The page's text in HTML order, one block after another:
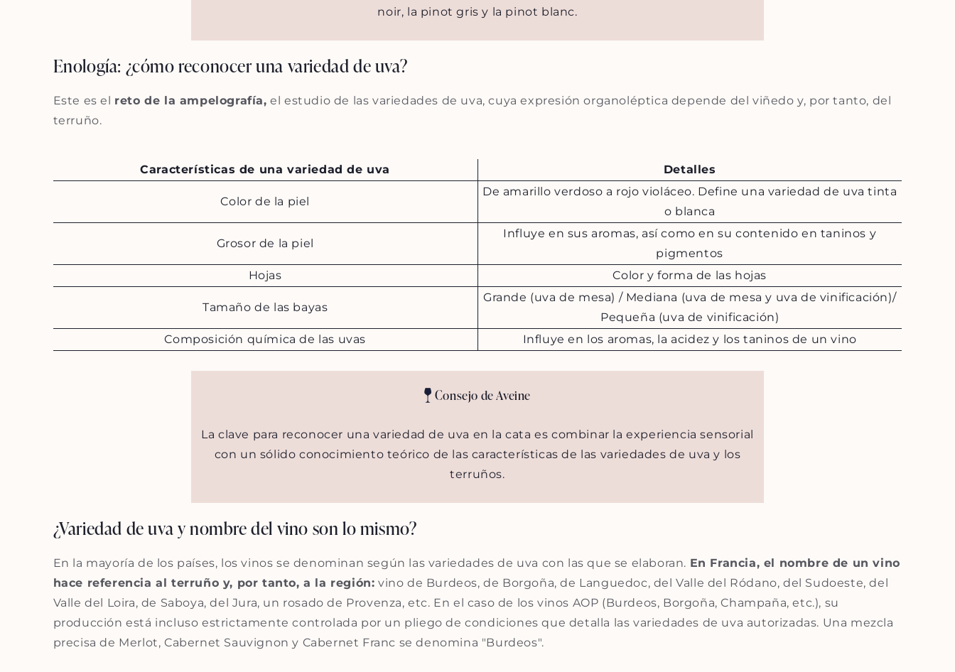
noir, la pinot gris y la pinot blanc.
Enología: ¿cómo reconocer una variedad de uva?
Este es el reto de la ampelografía, el estudio de las variedades de uva, cuya expresión organoléptica depende del viñedo y, por tanto, del
terruño.
Características de una variedad de uva Detalles
Color de la piel
De amarillo verdoso a rojo violáceo. Define una variedad de uva tinta
o blanca
Grosor de la piel
Influye en sus aromas, así como en su contenido en taninos y
pigmentos
Hojas
Color y forma de las hojas
Tamaño de las bayas
Grande (uva de mesa) / Mediana (uva de mesa y uva de vinificación)/
Pequeña (uva de vinificación)
Composición química de las uvas
Influye en los aromas, la acidez y los taninos de un vino
Consejo de Aveine
La clave para reconocer una variedad de uva en la cata es combinar la experiencia sensorial
con un sólido conocimiento teórico de las características de las variedades de uva y los
terruños.
¿Variedad de uva y nombre del vino son lo mismo?
En la mayoría de los países, los vinos se denominan según las variedades de uva con las que se elaboran. En Francia, el nombre de un vino
hace referencia al terruño y, por tanto, a la región: vino de Burdeos, de Borgoña, de Languedoc, del Valle del Ródano, del Sudoeste, del
Valle del Loira, de Saboya, del Jura, un rosado de Provenza, etc. En el caso de los vinos AOP (Burdeos, Borgoña, Champaña, etc.), su
producción está incluso estrictamente controlada por un pliego de condiciones que detalla las variedades de uva autorizadas. Una mezcla
precisa de Merlot, Cabernet Sauvignon y Cabernet Franc se denomina "Burdeos".